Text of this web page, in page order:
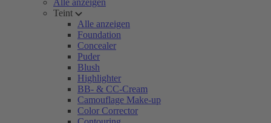
Alle anzeigen
Teint
Alle anzeigen
Foundation
Concealer
Puder
Blush
Highlighter
BB- & CC-Cream
Camouflage Make-up
Color Corrector